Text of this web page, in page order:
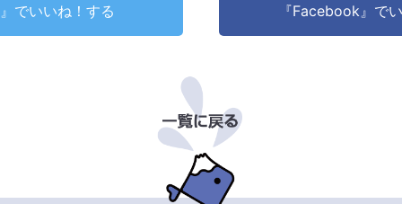
でいいね！する 『Facebook』で